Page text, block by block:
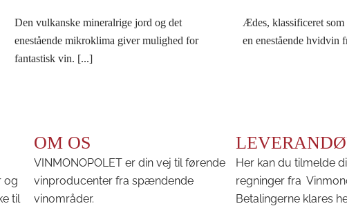
Den vulkanske mineralrige jord og det
enestående mikroklima giver mulighed for
fantastisk vin. [...]
Ædes, klassificeret
en enestående hvidvin
og
til
OM OS
VINMONOPOLET er din vej til førende
vinproducenter fra spændende
vinområder.
Her kan du tilmelde
regninger fra
Betalingerne klares